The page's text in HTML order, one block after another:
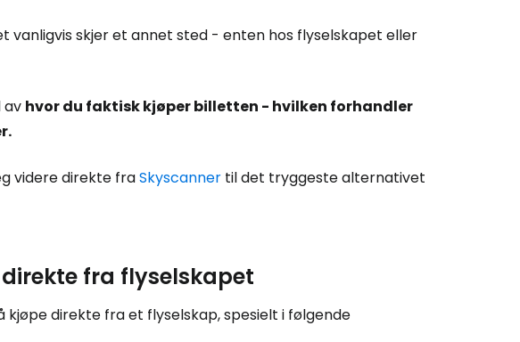
vanligvis skjer et annet sted - enten hos flyselskapet eller
av hvor du faktisk kjøper billetten - hvilken forhandler
videre direkte fraSkyscanner til det tryggeste alternativet
fra flyselskapet
direkte fra et flyselskap, spesielt i følgende